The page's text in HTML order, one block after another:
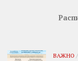
ВАЖНО /